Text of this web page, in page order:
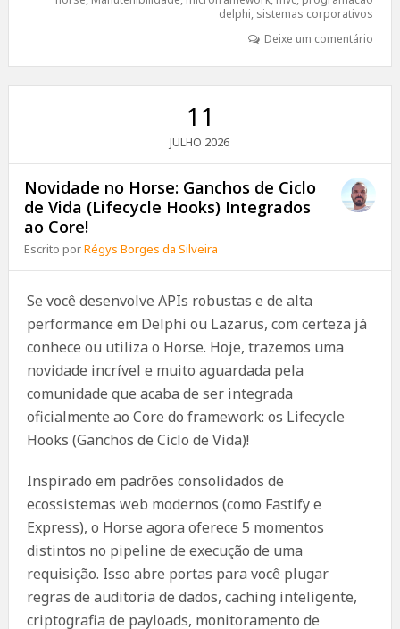
delphi, sistemas corporativos
Deixe um comentário
11
JULHO 2026
Novidade no Horse: Ganchos de Ciclo
de Vida (Lifecycle Hooks) Integrados
ao Core!
Escrito porRégys Borges da Silveira
Se você desenvolve APIs robustas e de alta
performance em Delphi ou Lazarus, com certeza já
conhece ou utiliza o Horse. Hoje, trazemos uma
novidade incrível e muito aguardada pela
comunidade que acaba de ser integrada
oficialmente ao Core do framework: os Lifecycle
Hooks (Ganchos de Ciclo de Vida)!
Inspirado em padrões consolidados de
ecossistemas web modernos (como Fastify e
Express), o Horse agora oferece 5 momentos
distintos no pipeline de execução de uma
requisição. Isso abre portas para você plugar
regras de auditoria de dados, caching inteligente,
criptografia de payloads, monitoramento de